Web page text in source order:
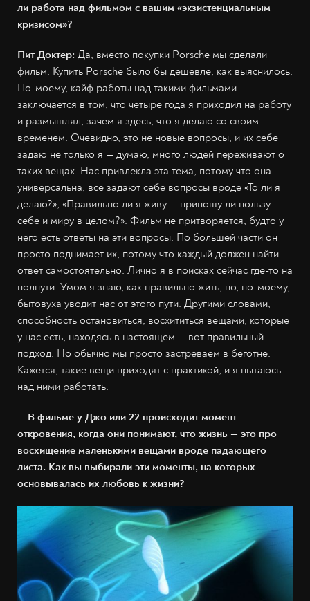
ли работа над фильмом с вашим «экзистенциальным
кризисом»?
Пит Доктер: Да, вместо покупки Porsche мы сделали
фильм. Купить Porsche было бы дешевле, как выяснилось.
По-моему, кайф работы над такими фильмами
заключается в том, что четыре года я приходил на работу
и размышлял, зачем я здесь, что я делаю со своим
временем. Очевидно, это не новые вопросы, и их себе
задаю не только я — думаю, много людей переживают о
таких вещах. Нас привлекла эта тема, потому что она
универсальна, все задают себе вопросы вроде «То ли я
делаю?», «Правильно ли я живу — приношу ли пользу
себе и миру в целом?». Фильм не притворяется, будто у
него есть ответы на эти вопросы. По большей части он
просто поднимает их, потому что каждый должен найти
ответ самостоятельно. Лично я в поисках сейчас где-то на
полпути. Умом я знаю, как правильно жить, но, по-моему,
бытовуха уводит нас от этого пути. Другими словами,
способность остановиться, восхититься вещами, которые
у нас есть, находясь в настоящем — вот правильный
подход. Но обычно мы просто застреваем в беготне.
Кажется, такие вещи приходят с практикой, и я пытаюсь
над ними работать.
— В фильме у Джо или 22 происходит момент
откровения, когда они понимают, что жизнь — это про
восхищение маленькими вещами вроде падающего
листа. Как вы выбирали эти моменты, на которых
основывалась их любовь к жизни?